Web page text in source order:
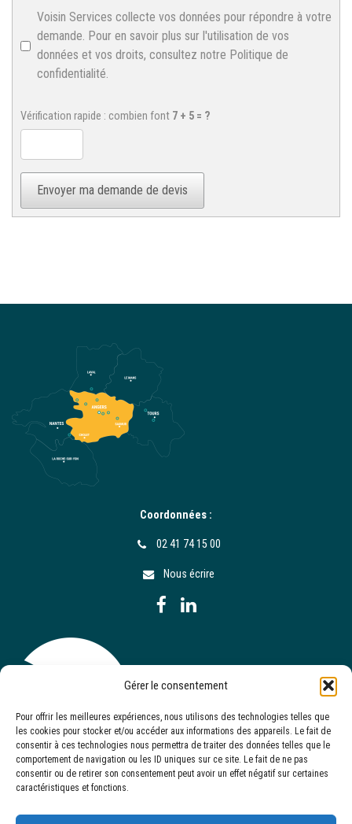
Gérer le consentement
Pour offrir les meilleures expériences, nous utilisons des technologies telles que
les cookies pour stocker et/ou accéder aux informations des appareils. Le fait de
consentir à ces technologies nous permettra de traiter des données telles que le
comportement de navigation ou les ID uniques sur ce site. Le fait de ne pas
consentir ou de retirer son consentement peut avoir un effet négatif sur certaines
caractéristiques et fonctions.
Voisin Services collecte vos données pour répondre à votre
demande. Pour en savoir plus sur l'utilisation de vos
données et vos droits, consultez notre Politique de
confidentialité.
Vérification rapide : combien font 7 + 5 = ?
Envoyer ma demande de devis
Coordonnées :
02 41 74 15 00
Nous écrire